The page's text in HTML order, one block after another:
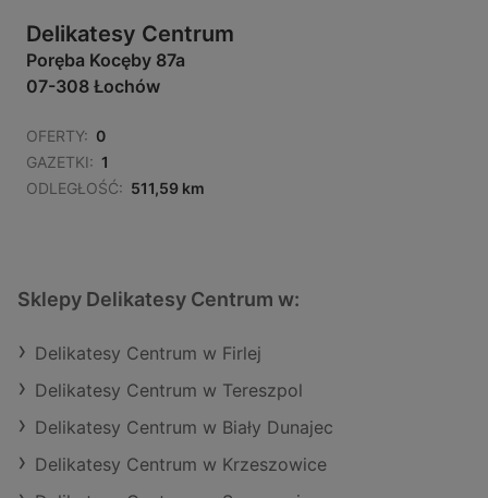
Delikatesy Centrum
Poręba Kocęby 87a
07-308 Łochów
OFERTY: 0
GAZETKI: 1
ODLEGŁOŚĆ: 511,59 km
Sklepy Delikatesy Centrum w:
Delikatesy Centrum w Firlej
Delikatesy Centrum w Tereszpol
Delikatesy Centrum w Biały Dunajec
Delikatesy Centrum w Krzeszowice